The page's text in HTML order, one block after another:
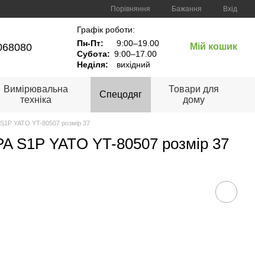
Порівняння Бажання Вхід
Графік роботи:
Пн-Пт:
9:00–19.00
Субота: 9:00–17.00
Неділя:
вихідний
Мій кошик
Вимірювальна
техніка
Спецодяг
Товари для
дому
YATO YT-80507 розмір 37
S1P YATO YT-80507 розмір 37